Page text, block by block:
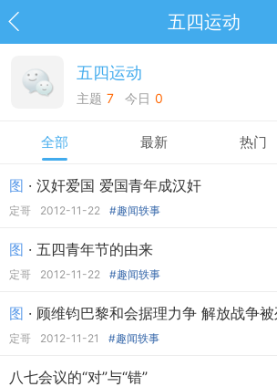
五四运动
五四运动
主题 7 今日 0
全部 最新 热门
图 · 汉奸爱国 爱国青年成汉奸
定哥 2012-11-22 #趣闻轶事
图 · 五四青年节的由来
定哥 2012-11-22 #趣闻轶事
图 · 顾维钧巴黎和会据理力争 解放战争
定哥 2012-11-21 #趣闻轶事
八七会议的“对”与“错”